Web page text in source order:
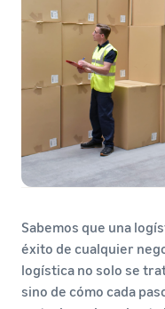
Sabemos que una
éxito de cualquier
logística no solo se
sino de cómo cada